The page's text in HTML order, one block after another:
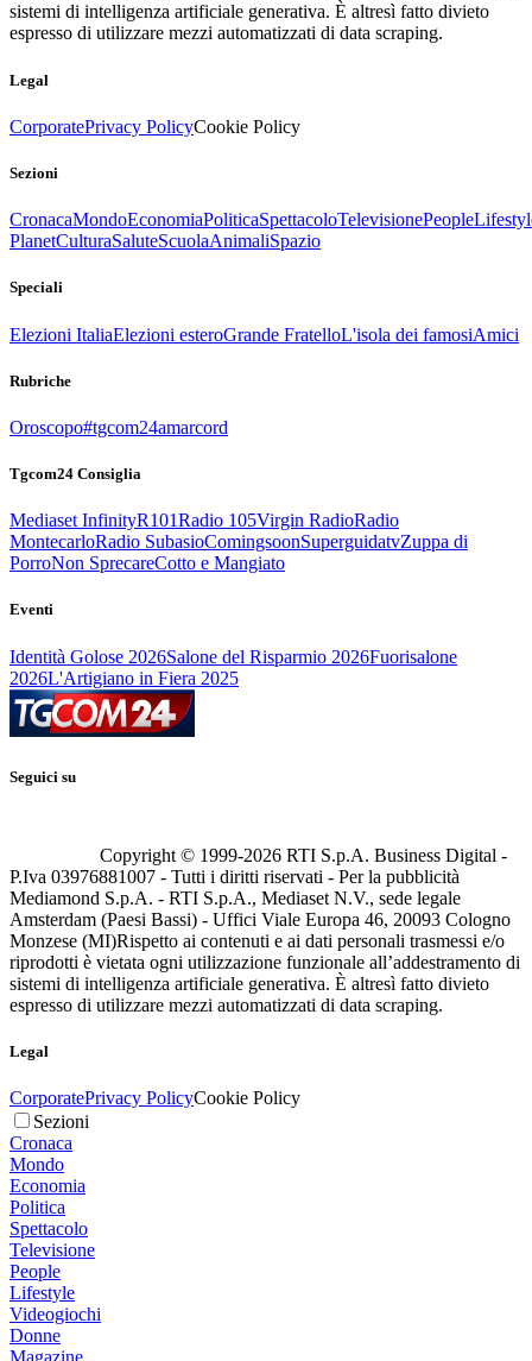
sistemi di intelligenza artificiale generativa. È altresì fatto divieto
espresso di utilizzare mezzi automatizzati di data scraping.
Legal
CorporatePrivacy PolicyCookie Policy
Sezioni
CronacaMondoEconomiaPoliticaSpettacoloTelevisionePeople
PlanetCulturaSaluteScuolaAnimaliSpazio
Speciali
Elezioni ItaliaElezioni esteroGrande FratelloL'isola dei famosiAmici
Rubriche
Oroscopo#tgcom24amarcord
Tgcom24 Consiglia
Mediaset InfinityR101Radio 105Virgin RadioRadio
MontecarloRadio SubasioComingsoonSuperguidatvZuppa di
PorroNon SprecareCotto e Mangiato
Eventi
Identità Golose 2026Salone del Risparmio 2026Fuorisalone
2026L'Artigiano in Fiera 2025
Seguici su
Copyright © 1999-2026 RTI S.p.A. Business Digital -
P.Iva 03976881007 - Tutti i diritti riservati - Per la pubblicità
Mediamond S.p.A. - RTI S.p.A., Mediaset N.V., sede legale
Amsterdam (Paesi Bassi) - Uffici Viale Europa 46, 20093 Cologno
Monzese (MI)Rispetto ai contenuti e ai dati personali trasmessi e/o
riprodotti è vietata ogni utilizzazione funzionale all’addestramento di
sistemi di intelligenza artificiale generativa. È altresì fatto divieto
espresso di utilizzare mezzi automatizzati di data scraping.
Legal
CorporatePrivacy PolicyCookie Policy
Sezioni
Cronaca
Mondo
Economia
Politica
Spettacolo
Televisione
People
Lifestyle
Videogiochi
Donne